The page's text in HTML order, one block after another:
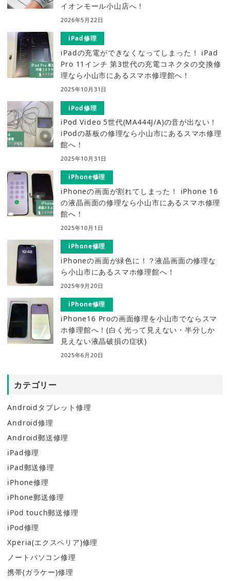
イオンモール小山店へ！
2026年5月22日
iPad修理
iPadの充電ができなくなってしまった！ iPad
Pro 11インチ 第3世代の充電コネクタの交換修
理なら小山市にあるスマホ修理館へ！
2025年10月31日
iPod修理
iPod Video 5世代(MA444J/A)の音が出ない！
iPodの基板の修理なら小山市にあるスマホ修理
館へ！
2025年10月31日
iPhone修理
iPhoneの画面が割れてしまった！ iPhone 16
の液晶画面の修理なら小山市にあるスマホ修理
館へ！
2025年10月1日
iPhone修理
iPhoneの画面が緑色に！？液晶画面の修理な
ら小山市にあるスマホ修理館へ！
2025年9月20日
iPhone修理
iPhone16 Proの画面修理を小山市でならスマ
ホ修理館へ！(白く光って見えない・半分しか
見えない液晶破損の症状)
2025年6月20日
カテゴリー
Androidタブレット修理
Android修理
Android郵送修理
iPad修理
iPad郵送修理
iPhone修理
iPhone郵送修理
iPod touch郵送修理
iPod修理
Xperia(エクスペリア)修理
ノートパソコン修理
携帯(ガラケー)修理